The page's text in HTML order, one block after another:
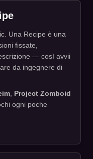
Una Recipe è una
fissate,
— così avvii
da ingegnere di
Project Zomboid
ogni poche